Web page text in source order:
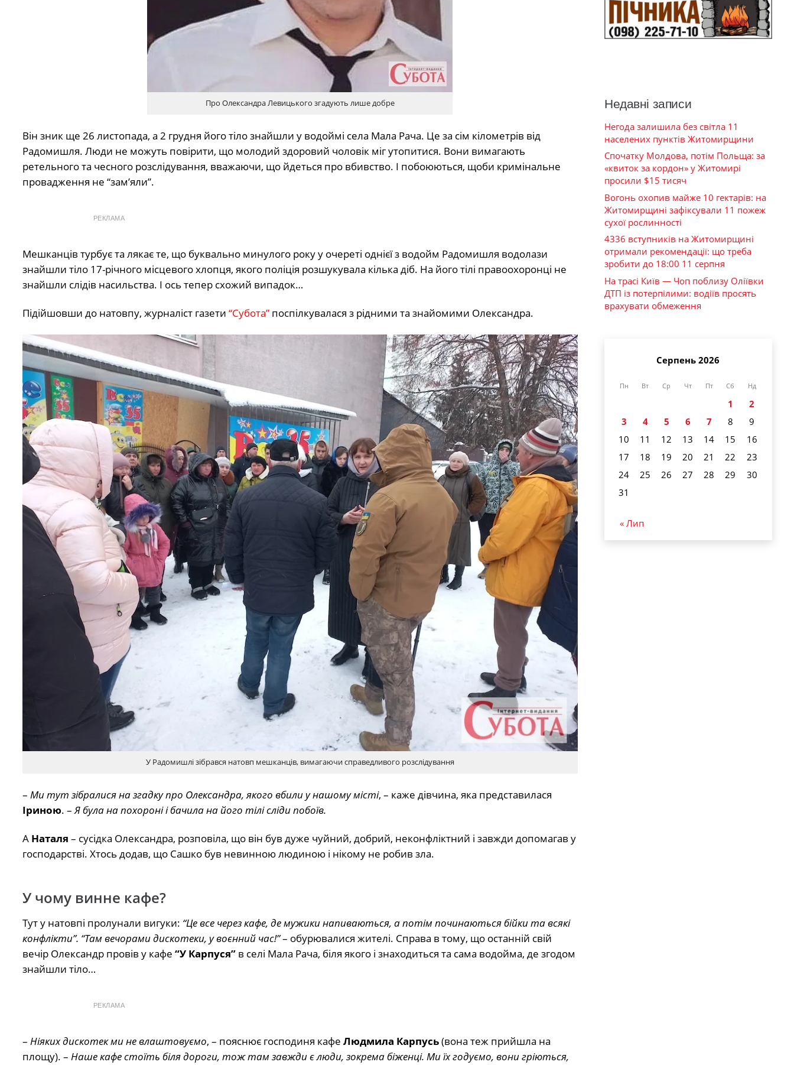
Про Олександра Левицького згадують лише добре
Він зник ще 26 листопада, а 2 грудня його тіло знайшли у водоймі села Мала Рача. Це за сім кілометрів від
Радомишля. Люди не можуть повірити, що молодий здоровий чоловік міг утопитися. Вони вимагають
ретельного та чесного розслідування, вважаючи, що йдеться про вбивство. І побоюються, щоби кримінальне
провадження не “зам’яли”.
РЕКЛАМА
Мешканців турбує та лякає те, що буквально минулого року у очереті однієї з водойм Радомишля водолази
знайшли тіло 17-річного місцевого хлопця, якого поліція розшукувала кілька діб. На його тілі правоохоронці не
знайшли слідів насильства. І ось тепер схожий випадок…
Підійшовши до натовпу, журналіст газети “Субота”поспілкувалася з рідними та знайомими Олександра.
У Радомишлі зібрався натовп мешканців, вимагаючи справедливого розслідування
– Ми тут зібралися на згадку про Олександра, якого вбили у нашому місті, – каже дівчина, яка представилася
Іриною. –Я була на похороні і бачила на його тілі сліди побоїв.
А Наталя – сусідка Олександра, розповіла, що він був дуже чуйний, добрий, неконфліктний і завжди допомагав у
господарстві. Хтось додав, що Сашко був невинною людиною і нікому не робив зла.
У чому винне кафе?
Тут у натовпі пролунали вигуки: “Це все через кафе, де мужики напиваються, а потім починаються бійки та всякі
конфлікти”. “Там вечорами дискотеки, у воєнний час!”– обурювалися жителі. Справа в тому, що останній свій
вечір Олександр провів у кафе “У Карпуся”в селі Мала Рача, біля якого і знаходиться та сама водойма, де згодом
знайшли тіло…
РЕКЛАМА
– Ніяких дискотек ми не влаштовуємо, – пояснює господиня кафе Людмила Карпусь(вона теж прийшла на
площу). – Наше кафе стоїть біля дороги, тож там завжди є люди, зокрема біженці. Ми їх годуємо, вони гріються,
Недавні записи
Негода залишила без світла 11
населених пунктів Житомирщини
Спочатку Молдова, потім Польща: за
«квиток за кордон» у Житомирі
просили $15 тисяч
Вогонь охопив майже 10 гектарів: на
Житомирщині зафіксували 11 пожеж
сухої рослинності
4336 вступників на Житомирщині
отримали рекомендації: що треба
зробити до 18:00 11 серпня
На трасі Київ — Чоп поблизу Оліївки
ДТП із потерпілими: водіїв просять
врахувати обмеження
Серпень 2026
Пн Вт Ср Чт Пт Сб Нд
1
2
3
4 5 6 7 8
9
10
11 12 13 14 15
16
17
18 19 20 21 22
23
24
25 26 27 28 29
30
31
« Лип